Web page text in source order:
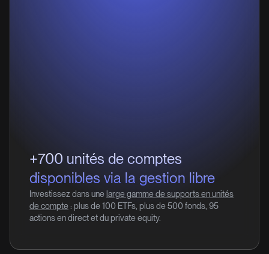
+700 unités de comptes
disponibles via la gestion libre
Investissez dans une large gamme de supports en unités
de compte: plus de 100 ETFs, plus de 500 fonds, 95
actions en direct et du private equity.